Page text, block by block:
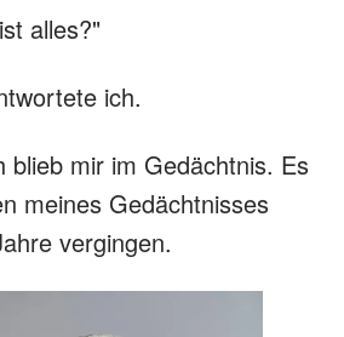
alles?"
ich.
blieb mir im Gedächtnis. Es
meines Gedächtnisses
vergingen.